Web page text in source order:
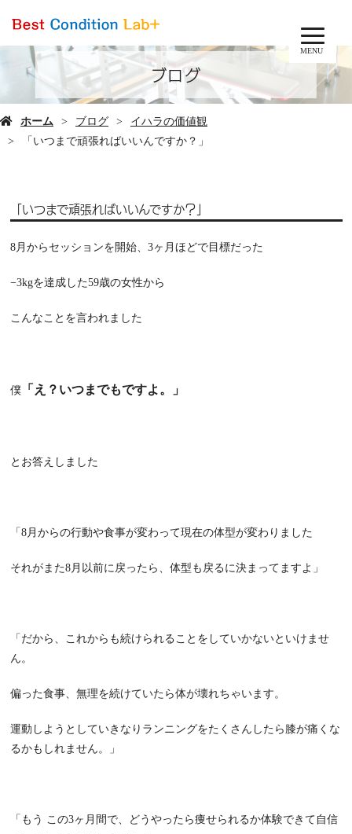
MENU
ブログ
ホーム ブログ
イハラの価値観
「いつまで頑張ればいいんですか？」
「いつまで頑張ればいいんですか？」
8月からセッションを開始、 3ヶ月ほどで目標だった
−3kgを達成した59歳の女性から
こんなことを言われました
僕「え？いつまでもですよ。」
とお答えしました
「 8月からの行動や食事が変わって現在の体型が変わりました
それがまた8月以前に戻ったら、体型も戻るに決まってますよ」
「だから、これからも続けられることをしていかないといけませ
ん。
偏った食事、無理を続けていたら体が壊れちゃいます。
運動しようとしていきなりランニングをたくさんしたら膝が痛くな
るかもしれません。」
「もう この3ヶ月間で、どうやったら痩せられるか体験できて自信